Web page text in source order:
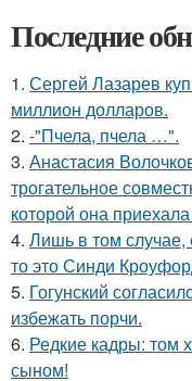
Последние
1. Сергей Лазарев
миллион долларов.
2. -"Пчела, пчела …".
3. Анастасия
трогательное
которой она приехала
4. Лишь в том случае,
то это Синди
5. Гогунский
избежать порчи.
6. Редкие кадры: том
сыном!